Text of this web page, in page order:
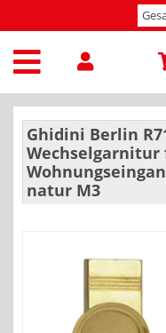
Ghidini Berlin
Wechselgarnitur
natur M3